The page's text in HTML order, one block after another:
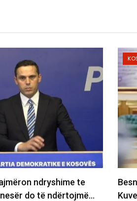
KOSOVË
Besnik Tahiri: Dyert e sallës së
Kuvendit janë të mbyllura…